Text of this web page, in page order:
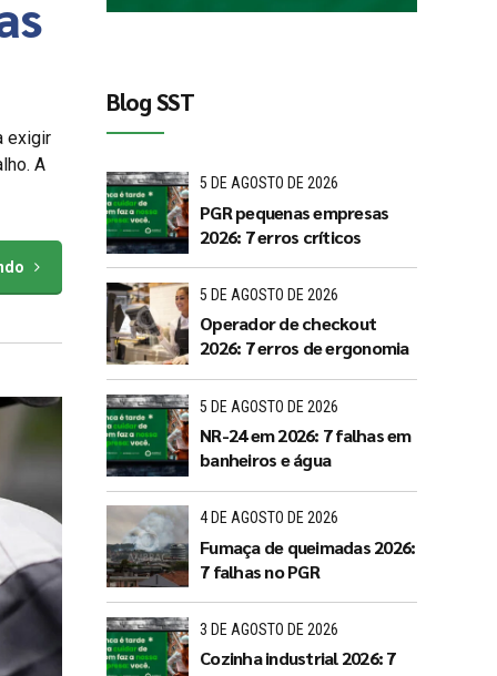
exigir
A
Blog SST
5 DE AGOSTO DE 2026
PGR pequenas empresas
2026: 7 erros críticos
5 DE AGOSTO DE 2026
Operador de checkout
2026: 7 erros de ergonomia
5 DE AGOSTO DE 2026
NR-24 em 2026: 7 falhas em
banheiros e água
4 DE AGOSTO DE 2026
Fumaça de queimadas 2026:
7 falhas no PGR
3 DE AGOSTO DE 2026
Cozinha industrial 2026: 7